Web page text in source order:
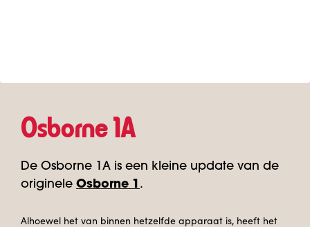
Osborne 1A
De Osborne 1A is een kleine update van de
originele Osborne 1 .
Alhoewel het van binnen hetzelfde apparaat is, heeft het